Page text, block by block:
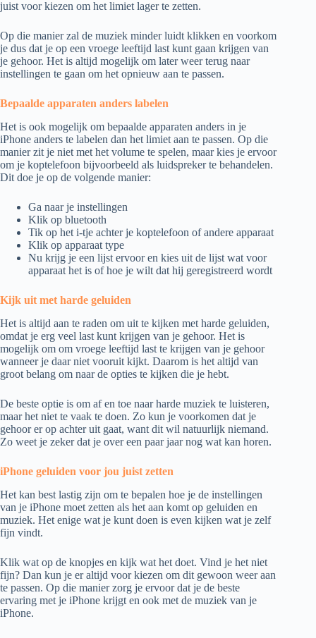
juist voor kiezen om het limiet lager te zetten.
Op die manier zal de muziek minder luidt klikken en voorkom
je dus dat je op een vroege leeftijd last kunt gaan krijgen van
je gehoor. Het is altijd mogelijk om later weer terug naar
instellingen te gaan om het opnieuw aan te passen.
Bepaalde apparaten anders labelen
Het is ook mogelijk om bepaalde apparaten anders in je
iPhone anders te labelen dan het limiet aan te passen. Op die
manier zit je niet met het volume te spelen, maar kies je ervoor
om je koptelefoon bijvoorbeeld als luidspreker te behandelen.
Dit doe je op de volgende manier:
Ga naar je instellingen
Klik op bluetooth
Tik op het i-tje achter je koptelefoon of andere apparaat
Klik op apparaat type
Nu krijg je een lijst ervoor en kies uit de lijst wat voor
apparaat het is of hoe je wilt dat hij geregistreerd wordt
Kijk uit met harde geluiden
Het is altijd aan te raden om uit te kijken met harde geluiden,
omdat je erg veel last kunt krijgen van je gehoor. Het is
mogelijk om om vroege leeftijd last te krijgen van je gehoor
wanneer je daar niet vooruit kijkt. Daarom is het altijd van
groot belang om naar de opties te kijken die je hebt.
De beste optie is om af en toe naar harde muziek te luisteren,
maar het niet te vaak te doen. Zo kun je voorkomen dat je
gehoor er op achter uit gaat, want dit wil natuurlijk niemand.
Zo weet je zeker dat je over een paar jaar nog wat kan horen.
iPhone geluiden voor jou juist zetten
Het kan best lastig zijn om te bepalen hoe je de instellingen
van je iPhone moet zetten als het aan komt op geluiden en
muziek. Het enige wat je kunt doen is even kijken wat je zelf
fijn vindt.
Klik wat op de knopjes en kijk wat het doet. Vind je het niet
fijn? Dan kun je er altijd voor kiezen om dit gewoon weer aan
te passen. Op die manier zorg je ervoor dat je de beste
ervaring met je iPhone krijgt en ook met de muziek van je
iPhone.